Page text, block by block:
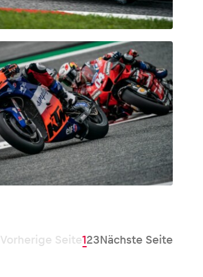
Vorherige Seite123Nächste Seite